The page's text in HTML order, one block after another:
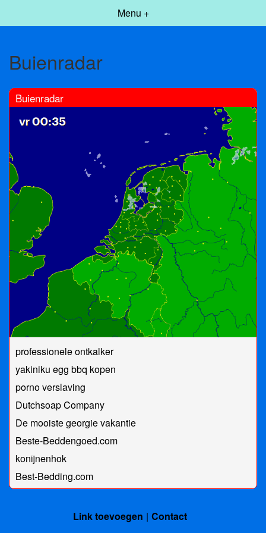
Menu +
Buienradar
Buienradar
professionele ontkalker
yakiniku egg bbq kopen
porno verslaving
Dutchsoap Company
De mooiste georgie vakantie
Beste-Beddengoed.com
konijnenhok
Best-Bedding.com
Link toevoegen Contact